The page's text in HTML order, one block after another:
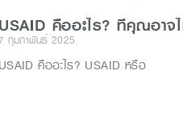
คืออะไร? ที่คุณอา
กุมภาพันธ์ 2025
คืออะไร? USAID หรือ